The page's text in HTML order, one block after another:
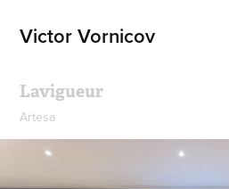
Victor Vornicov
Lavigueur
Artesa